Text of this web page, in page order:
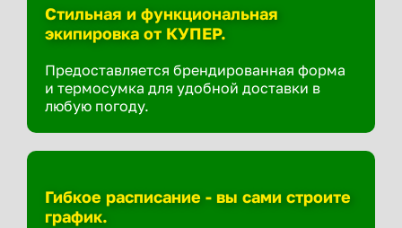
Стильная и функциональная
экипировка от КУПЕР.
Предоставляется брендированная форма
и термосумка для удобной доставки в
любую погоду.
Гибкое расписание - вы сами строите
график.